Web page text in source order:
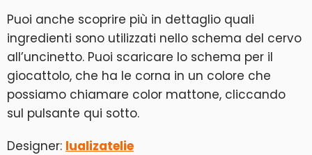
Puoi anche scoprire più in dettaglio quali
ingredienti sono utilizzati nello schema del cervo
all’uncinetto. Puoi scaricare lo schema per il
giocattolo, che ha le corna in un colore che
possiamo chiamare color mattone, cliccando
sul pulsante qui sotto.
Designer: lualizatelie